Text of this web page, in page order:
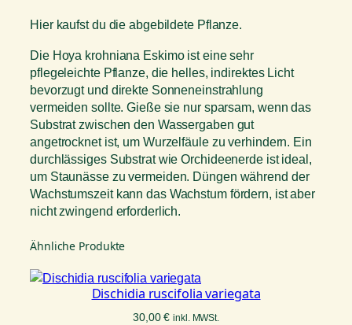
Hier kaufst du die abgebildete Pflanze.
Die Hoya krohniana Eskimo ist eine sehr
pflegeleichte Pflanze, die helles, indirektes Licht
bevorzugt und direkte Sonneneinstrahlung
vermeiden sollte. Gieße sie nur sparsam, wenn das
Substrat zwischen den Wassergaben gut
angetrocknet ist, um Wurzelfäule zu verhindern. Ein
durchlässiges Substrat wie Orchideenerde ist ideal,
um Staunässe zu vermeiden. Düngen während der
Wachstumszeit kann das Wachstum fördern, ist aber
nicht zwingend erforderlich.
Ähnliche Produkte
Dischidia ruscifolia variegata
30,00€ inkl. MWSt.